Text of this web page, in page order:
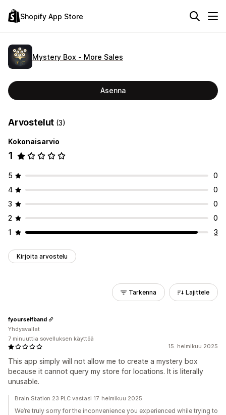
Shopify App Store
Mystery Box ‑ More Sales
Asenna
Arvostelut (3)
Kokonaisarvio
1
5
0
4
0
3
0
2
0
1
3
Kirjoita arvostelu
Tarkenna Lajittele
15. helmikuu 2025
This app simply will not allow me to create a mystery box
because it cannot query my store for locations. It is literally
unusable.
fyourselfband
Yhdysvallat
7 minuuttia sovelluksen käyttöä
Brain Station 23 PLC vastasi 17. helmikuu 2025
We’re truly sorry for the inconvenience you experienced while trying to